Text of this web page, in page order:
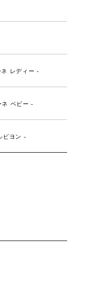
レディー -
ネ ベビー -
ビヨン -